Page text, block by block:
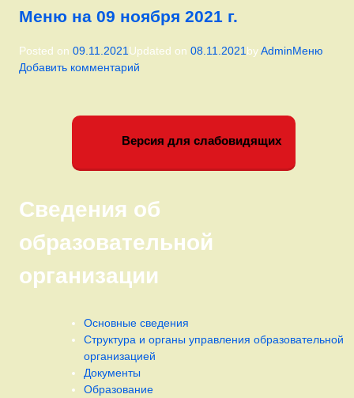
Меню на 09 ноября 2021 г.
Posted on 09.11.2021 Updated on 08.11.2021 byAdminКатегории:
Меню
Добавить комментарий
на
ноября
Левый сайдбар
Версия для слабовидящих
Сведения об
образовательной
организации
Основные сведения
Структура и органы управления образовательной
организацией
Документы
Образование